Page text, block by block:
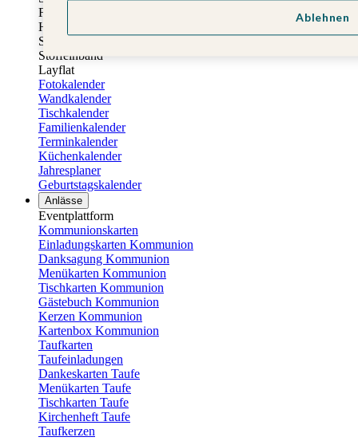
Fotobücher
Hardcover
Softcover
Stoffeinband
Layflat
Fotokalender
Wandkalender
Tischkalender
Familienkalender
Terminkalender
Küchenkalender
Jahresplaner
Geburtstagskalender
Anlässe
Eventplattform
Kommunionskarten
Einladungskarten Kommunion
Danksagung Kommunion
Menükarten Kommunion
Tischkarten Kommunion
Gästebuch Kommunion
Kerzen Kommunion
Kartenbox Kommunion
Taufkarten
Taufeinladungen
Dankeskarten Taufe
Menükarten Taufe
Tischkarten Taufe
Kirchenheft Taufe
Taufkerzen
Ablehnen